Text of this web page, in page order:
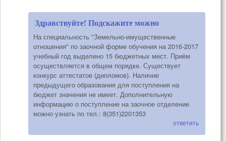
Здравствуйте! Подскажите можно
На специальность "Земельно-имущественные
отношения" по заочной форме обучения на 2016-2017
учебный год выделено 15 бюджетных мест. Приём
осуществляется в общем порядке. Существует
конкурс аттестатов (дипломов). Наличие
предыдущего образования для поступления на
бюджет значения не имеет. Дополнительную
информацию о поступление на заочное отделение
можно узнать по тел.: 8(351)2201353
ответить